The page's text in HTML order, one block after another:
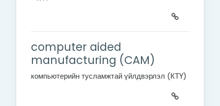
computer aided
manufacturing (CAM)
компьютерийн тусламжтай үйлдвэрлэл (КТҮ)